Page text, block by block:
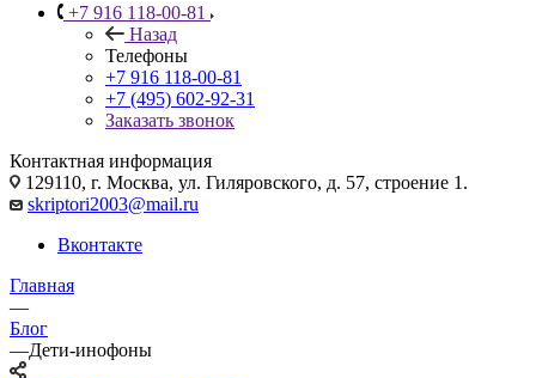
+7 916 118-00-81
Назад
Телефоны
+7 916 118-00-81
+7 (495) 602-92-31
Заказать звонок
Контактная информация
129110, г. Москва, ул. Гиляровского, д. 57, строение 1.
skriptori2003@mail.ru
Вконтакте
Главная
—
Блог
—Дети-инофоны